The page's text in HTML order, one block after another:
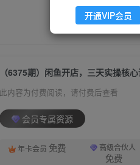
此内容为付费阅读，请付费后查看
会员专属资源
年卡会员 免费 高级合伙人
免费
开通VIP会员